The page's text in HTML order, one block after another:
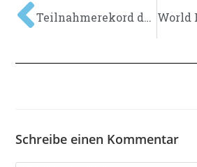
Teilnahmerekord der Rudernationen bei Olympia
Schreibe einen Kommentar